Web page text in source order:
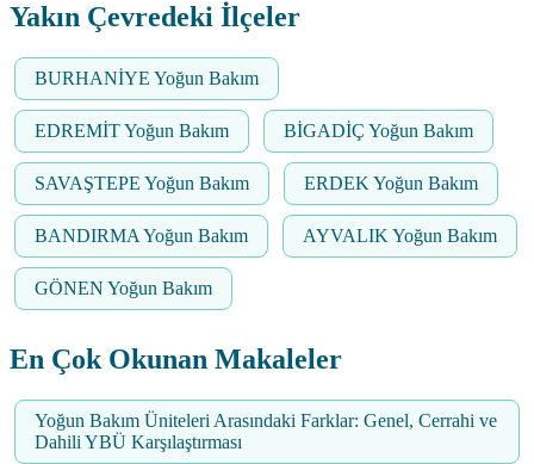
Yakın Çevredeki İlçeler
BURHANİYE Yoğun Bakım
EDREMİT Yoğun Bakım BİGADİÇ Yoğun Bakım
SAVAŞTEPE Yoğun Bakım ERDEK Yoğun Bakım
BANDIRMA Yoğun Bakım AYVALIK Yoğun Bakım
GÖNEN Yoğun Bakım
En Çok Okunan Makaleler
Yoğun Bakım Üniteleri Arasındaki Farklar: Genel, Cerrahi ve
Dahili YBÜ Karşılaştırması